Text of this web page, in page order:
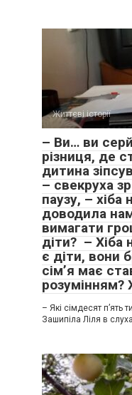
Життєві історії
– Ви… ви
різниця, де
дитина
– свекруха
паузу, – хіба
доводила
вимагати
діти? – Хіба
є діти, вони
сім’я має
розумінням?
– Які сімдесят п’ять
Зашипіла Ліля в